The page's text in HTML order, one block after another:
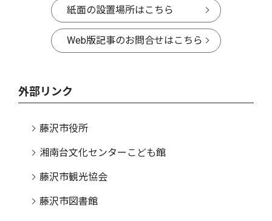
紙面の設置場所はこちら
Web版記事のお問合せはこちら
外部リンク
藤沢市役所
湘南台文化センターこども館
藤沢市観光協会
藤沢市図書館